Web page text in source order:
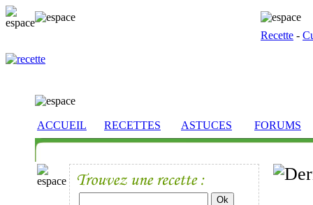
Recette -
ACCUEIL RECETTES ASTUCES FORUMS